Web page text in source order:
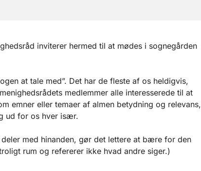
inviterer hermed til at mødes i sognegården
at tale med”. Det har de fleste af os heldigvis,
medlemmer alle interesserede til at
emner eller temaer af almen betydning og relevans,
ud for os hver især.
med hinanden, gør det lettere at bære for den
rum og refererer ikke hvad andre siger.)